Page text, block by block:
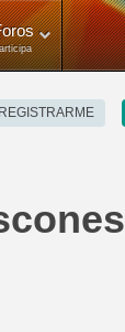
REGISTRARME